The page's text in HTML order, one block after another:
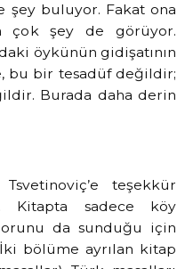
şey buluyor. Fakat ona
çok şey de görüyor.
öykünün gidişatının
bu bir tesadüf değildir;
Burada daha derin
teşekkür
Kitapta sadece köy
da sunduğu için
bölüme ayrılan kitap